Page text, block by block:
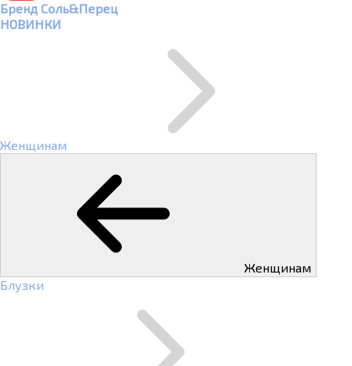
Бренд Соль&Перец
НОВИНКИ
Женщинам
Женщинам
Блузки